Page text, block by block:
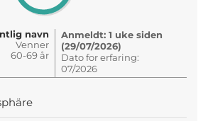
navn
Venner
60-69 år
Anmeldt: 1 uke siden
(29/07/2026)
Dato for erfaring:
07/2026